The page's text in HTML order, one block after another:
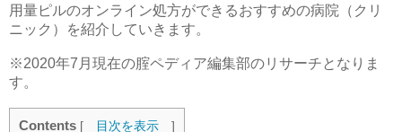
用量ピルのオンライン処方ができるおすすめの病院（クリ
ニック）を紹介していきます。
※2020年7月現在の腟ペディア編集部のリサーチとなりま
す。
Contents [ 目次を表示 ]